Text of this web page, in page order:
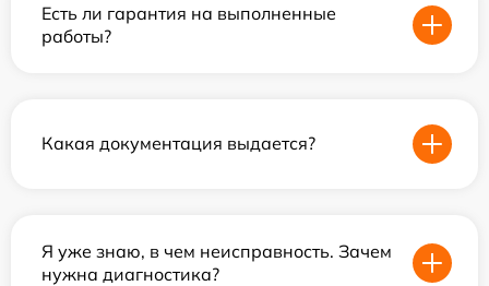
Есть ли гарантия на выполненные
работы?
Какая документация выдается?
Я уже знаю, в чем неисправность. Зачем
нужна диагностика?